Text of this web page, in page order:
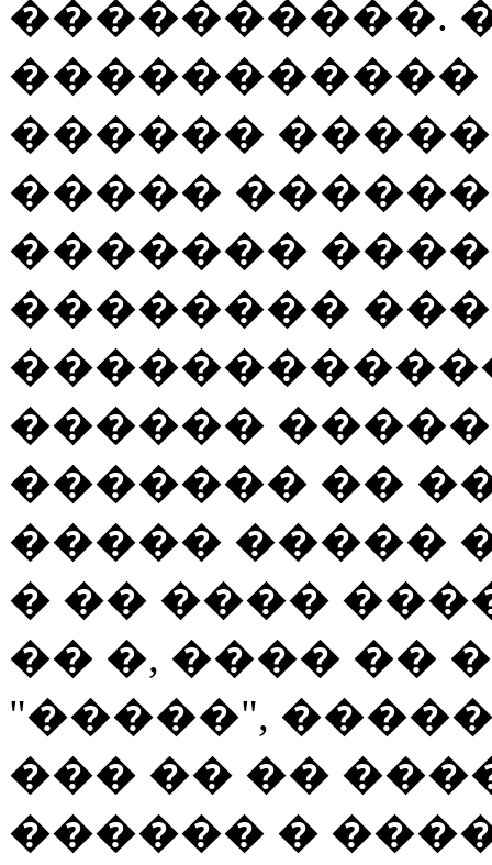
����������.
�����������
������
�����
�������
��������
������
������� ��
����� �����
� �� ����
�� �, ���� ��
"�����",
��� �� ��
������ �